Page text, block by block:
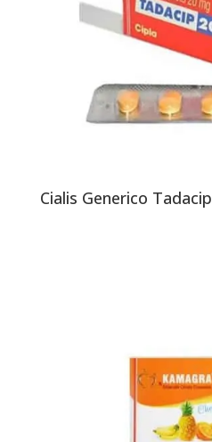
Cialis Generico Tadacip